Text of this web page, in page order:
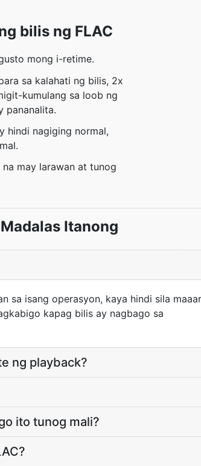
bilis ng FLAC
mong i-retime.
sa kalahati ng bilis, 2x
kumulang sa loob ng
pananalita.
hindi nagiging normal,
may larawan at tunog
Itanong
sa isang operasyon, kaya hindi sila
kapag bilis ay nagbago sa
ng playback?
ito tunog mali?